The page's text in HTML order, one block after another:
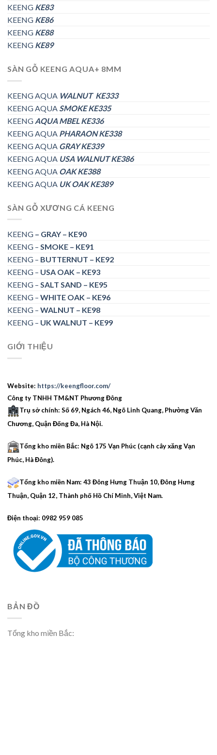
KEENG KE83
KEENG KE86
KEENG KE88
KEENG KE89
SÀN GỖ KEENG AQUA+ 8MM
KEENG AQUA WALNUT KE333
KEENG AQUASMOKE KE335
KEENG AQUA MBEL KE336
KEENG AQUA PHARAON KE338
KEENG AQUA GRAY KE339
KEENG AQUA USA WALNUT KE386
KEENG AQUA OAK KE388
KEENG AQUA UK OAK KE389
SÀN GỖ XƯƠNG CÁ KEENG
KEENG – GRAY – KE90
KEENG – SMOKE – KE91
KEENG – BUTTERNUT – KE92
KEENG – USA OAK – KE93
KEENG – SALT SAND – KE95
KEENG – WHITE OAK – KE96
KEENG – WALNUT – KE98
KEENG – UK WALNUT – KE99
GIỚI THIỆU
Website: https://keengfloor.com/
Công ty TNHH TM&NT Phương Đông
Trụ sở chính: Số 69, Ngách 46, Ngõ Linh Quang, Phường Văn
Chương, Quận Đống Đa, Hà Nội.
Tổng kho miền Bắc: Ngõ 175 Vạn Phúc (cạnh cây xăng Vạn
Phúc, Hà Đông).
Tổng kho miền Nam: 43 Đông Hưng Thuận 10, Đông Hưng
Thuận, Quận 12, Thành phố Hồ Chí Minh, Việt Nam.
Điện thoại: 0982 959 085
BẢN ĐỒ
Tổng kho miền Bắc: